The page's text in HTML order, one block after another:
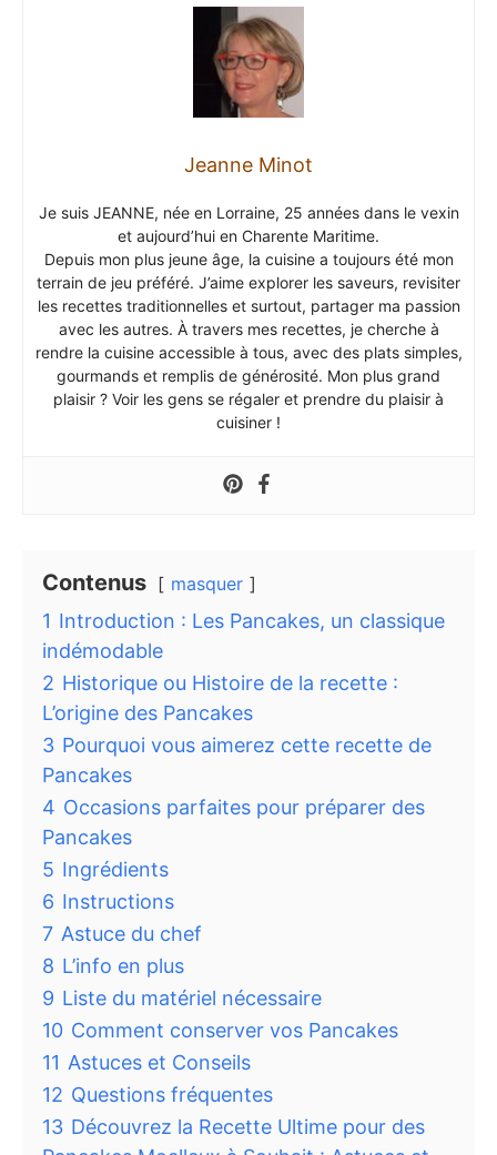
Jeanne Minot
Je suis JEANNE, née en Lorraine, 25 années dans le vexin
et aujourd’hui en Charente Maritime.
Depuis mon plus jeune âge, la cuisine a toujours été mon
terrain de jeu préféré. J’aime explorer les saveurs, revisiter
les recettes traditionnelles et surtout, partager ma passion
avec les autres. À travers mes recettes, je cherche à
rendre la cuisine accessible à tous, avec des plats simples,
gourmands et remplis de générosité. Mon plus grand
plaisir ? Voir les gens se régaler et prendre du plaisir à
cuisiner !
Contenus masquer
1 Introduction : Les Pancakes, un classique
indémodable
2 Historique ou Histoire de la recette :
L’origine des Pancakes
3 Pourquoi vous aimerez cette recette de
Pancakes
4 Occasions parfaites pour préparer des
Pancakes
5 Ingrédients
6 Instructions
7 Astuce du chef
8 L’info en plus
9 Liste du matériel nécessaire
10 Comment conserver vos Pancakes
11 Astuces et Conseils
12 Questions fréquentes
13 Découvrez la Recette Ultime pour des